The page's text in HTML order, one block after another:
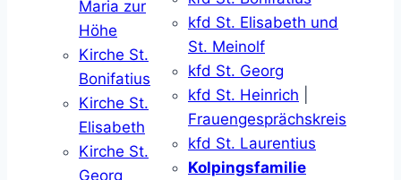
Maria zur
Höhe
Kirche St.
Bonifatius
Kirche St.
Elisabeth
Kirche St.
Georg
kfd St. Elisabeth und
St. Meinolf
kfd St. Georg
kfd St. Heinrich
Frauengesprächskreis
kfd St. Laurentius
Kolpingsfamilie